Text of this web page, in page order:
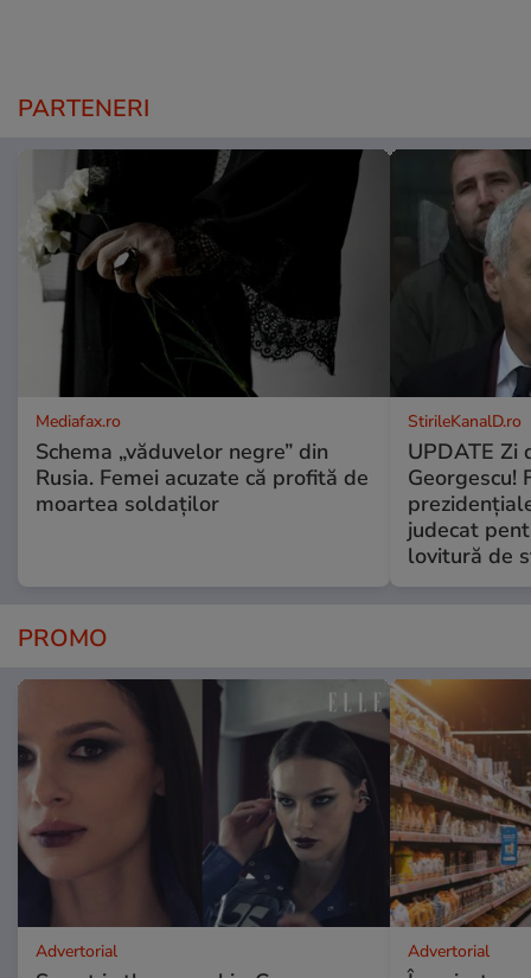
PARTENERI
Mediafax.ro
Schema „văduvelor negre” din
Rusia. Femei acuzate că profită de
moartea soldaților
StirileKanalD.ro
UPDATE Zi
Georgescu!
judecat
lovitură de
PROMO
Advertorial Advertorial